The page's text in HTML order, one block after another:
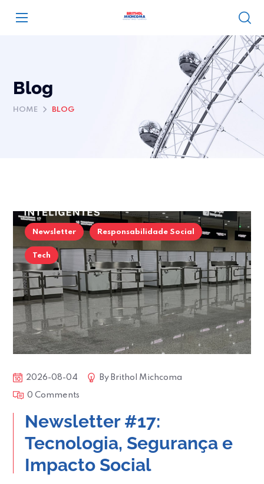
Blog
HOME BLOG
Newsletter Responsabilidade Social
Tech
2026-08-04 By Brithol Michcoma
0 Comments
Newsletter #17:
Tecnologia, Segurança e
Impacto Social